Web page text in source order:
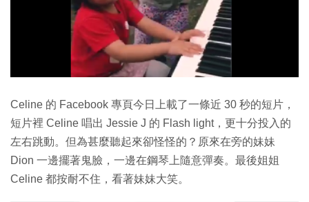
Celine 的 Facebook 專頁今日上載了一條近 30 秒的短片，
短片裡 Celine 唱出 Jessie J 的 Flash light，更十分投入的
左右跳動。但為甚麼聽起來卻怪怪的？原來在旁的妹妹
Dion 一邊擺著鬼臉，一邊在鋼琴上隨意彈奏。最後姐姐
Celine 都按耐不住，看著妹妹大笑。